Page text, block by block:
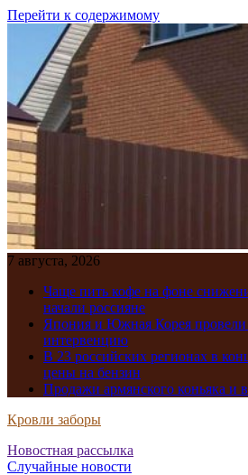
Перейти к содержимому
7 августа, 2026
Чаще пить кофе на фоне
начали россияне
Япония и Южная Корея
интервенцию
В 23 российских регионах в
цены на бензин
Продажи армянского коньяка и
Кровли заборы
Новостная рассылка
Случайные новости